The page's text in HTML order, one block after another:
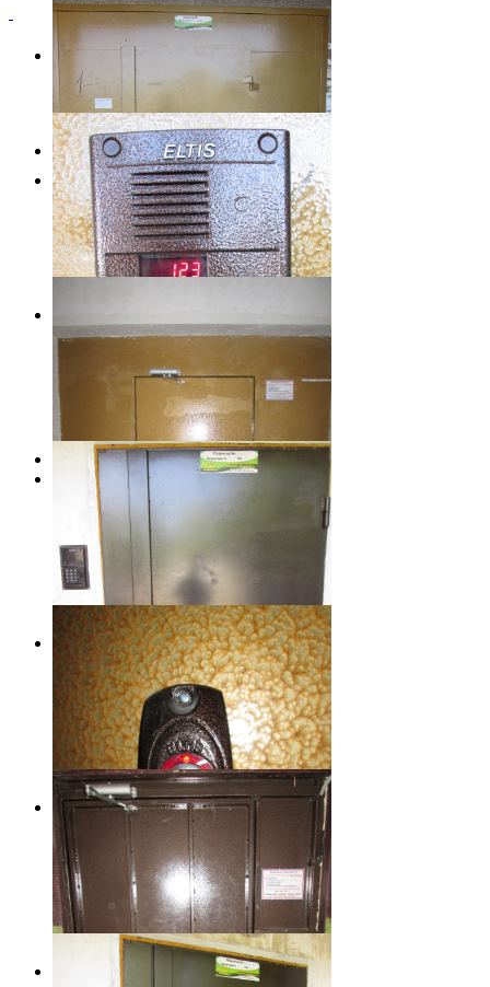
УКП 12М
Переговорное устройство - трубка
УКП 12М.
VIZIT-RF2.1
Радиочастотный ключ домофона
VIZIT-RF2.1
Project5
Lorem ipsum dolor sit amet, consectetur
adipiscing elit.
Project6
Lorem ipsum dolor sit amet, consectetur
adipiscing elit.